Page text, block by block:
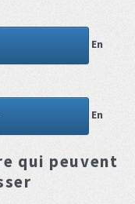
En
En
qui peuvent